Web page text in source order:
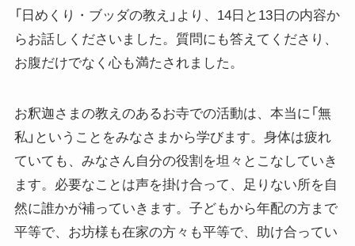
「日めくり・ブッダの教え」より、14日と13日の内容か
らお話しくださいました。質問にも答えてくださり、
お腹だけでなく心も満たされました。
お釈迦さまの教えのあるお寺での活動は、本当に「無
私」ということをみなさまから学びます。身体は疲れ
ていても、みなさん自分の役割を坦々とこなしていき
ます。必要なことは声を掛け合って、足りない所を自
然に誰かが補っていきます。子どもから年配の方まで
平等で、お坊様も在家の方々も平等で、助け合ってい